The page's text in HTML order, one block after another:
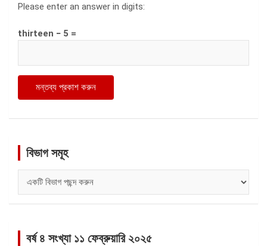
Please enter an answer in digits:
thirteen − 5 =
বিভাগ সমূহ
সমূহ
বর্ষ ৪ সংখ্যা ১১ ফেব্রুয়ারি ২০২৫